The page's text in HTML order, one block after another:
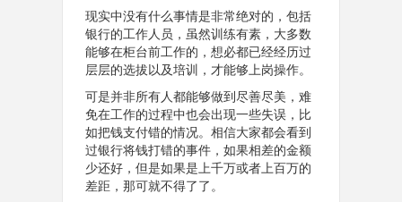
现实中没有什么事情是非常绝对的，包括
银行的工作人员，虽然训练有素，大多数
能够在柜台前工作的，想必都已经经历过
层层的选拔以及培训，才能够上岗操作。
可是并非所有人都能够做到尽善尽美，难
免在工作的过程中也会出现一些失误，比
如把钱支付错的情况。相信大家都会看到
过银行将钱打错的事件，如果相差的金额
少还好，但是如果是上千万或者上百万的
差距，那可就不得了了。